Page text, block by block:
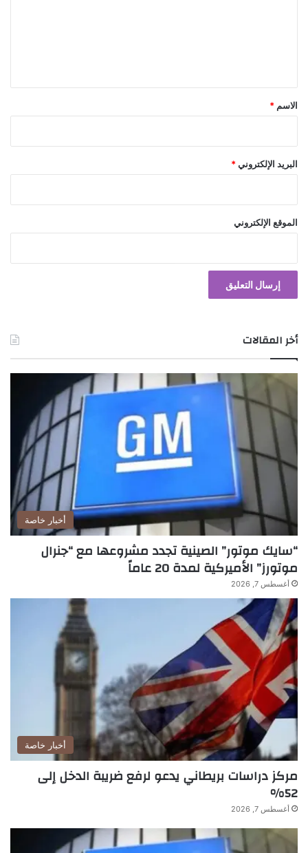
*
الاسم *
البريد الإلكتروني *
الموقع الإلكتروني
أخر المقالات
أخبار خاصة
“سايك موتور” الصينية تجدد مشروعها مع “جنرال
موتورز” الأميركية لمدة 20 عاماً
أغسطس 7, 2026
أخبار خاصة
مركز دراسات بريطاني يدعو لرفع ضريبة الدخل إلى
52%
أغسطس 7, 2026